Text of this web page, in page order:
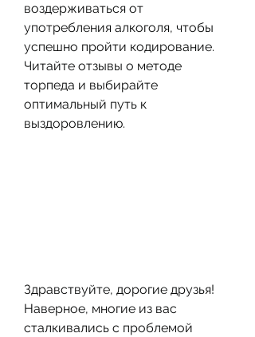
воздерживаться от
употребления алкоголя, чтобы
успешно пройти кодирование.
Читайте отзывы о методе
торпеда и выбирайте
оптимальный путь к
выздоровлению.
Здравствуйте, дорогие друзья!
Наверное, многие из вас
сталкивались с проблемой